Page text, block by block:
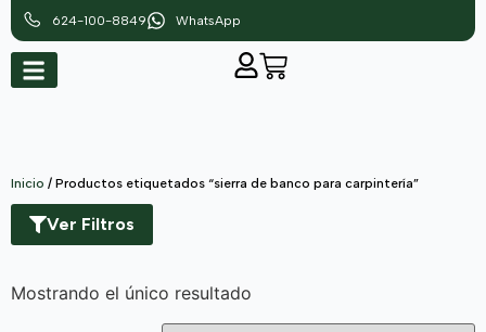
624-100-8849 WhatsApp
Inicio / Productos etiquetados “sierra de banco para carpintería”
Ver Filtros
Mostrando el único resultado